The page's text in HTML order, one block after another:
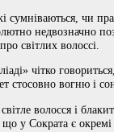
сумніваються, чи
недвозначно
світлих волоссі.
чітко
стосовно вогню і
волосся і
що у Сократа є окремі